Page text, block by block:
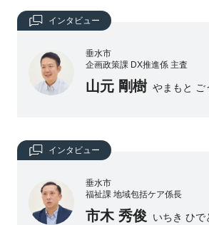
インタビュー
垂水市
企画政策課 DX推進係 主査
山元 剛樹 やまもと ご
インタビュー
垂水市
福祉課 地域包括ケア係長
市木 秀俊 いちき ひで